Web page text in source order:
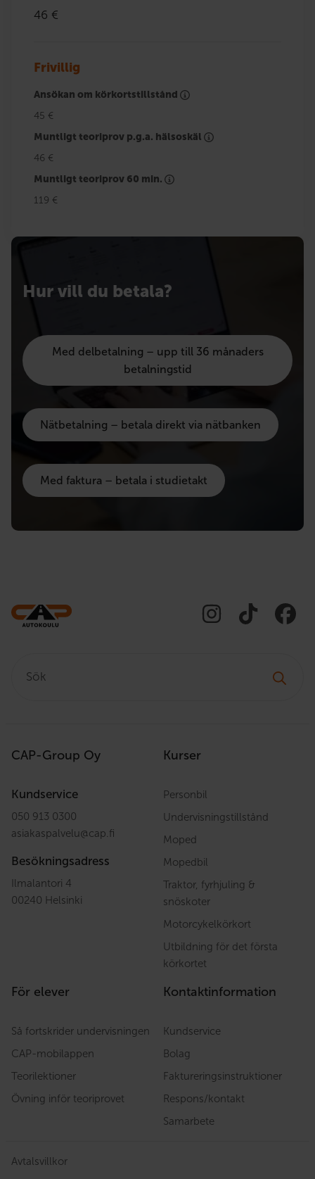
46 €
Frivillig
Ansökan om körkortstillstånd
45 €
Muntligt teoriprov p.g.a. hälsoskäl
46 €
Muntligt teoriprov 60 min.
119 €
Hur vill du betala?
Med delbetalning – upp till 36 månaders
betalningstid
Nätbetalning – betala direkt via nätbanken
Med faktura – betala i studietakt
CAP-Group Oy
Kundservice
050 913 0300
asiakaspalvelu@cap.fi
Besökningsadress
Ilmalantori 4
00240 Helsinki
Kurser
Personbil
Undervisningstillstånd
Moped
Mopedbil
Traktor, fyrhjuling &
snöskoter
Motorcykelkörkort
Utbildning för det första
körkortet
För elever
Så fortskrider undervisningen
CAP-mobilappen
Teorilektioner
Övning inför teoriprovet
Kontaktinformation
Kundservice
Bolag
Faktureringsinstruktioner
Respons/kontakt
Samarbete
Avtalsvillkor